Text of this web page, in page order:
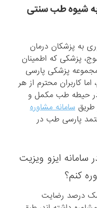
شیوه طب سنتی
به پزشکان درمان
پزشکی که اطمینان
پزشکی پارسی
کاربران محترم از هر
در حیطه طب مکمل و
طریقسامانه مشاوره
پارسی طب در
ایزو ویزیت
کنم؟
درصد رضایت